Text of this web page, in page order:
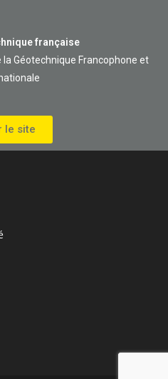
française
Géotechnique Francophone et
le site